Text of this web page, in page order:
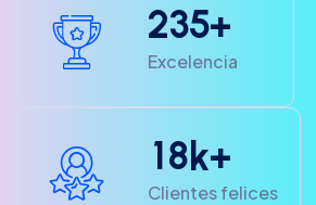
235+
Excelencia
18k+
Clientes felices